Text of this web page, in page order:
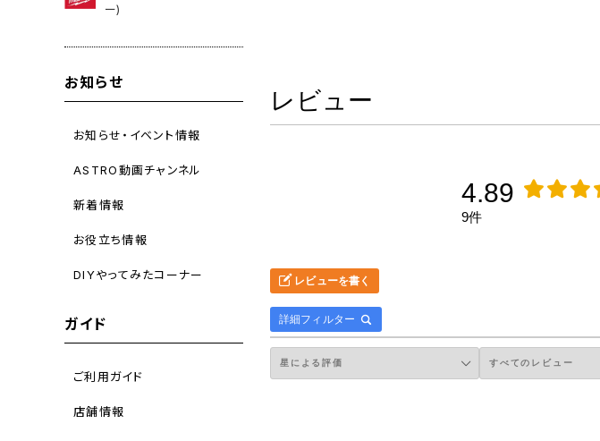
ー)
お知らせ
お知らせ・イベント情報
ASTRO動画チャンネル
新着情報
お役立ち情報
DIYやってみたコーナー
ガイド
ご利用ガイド
店舗情報
レビュー
4.89
9件
レビューを書く
詳細フィルター